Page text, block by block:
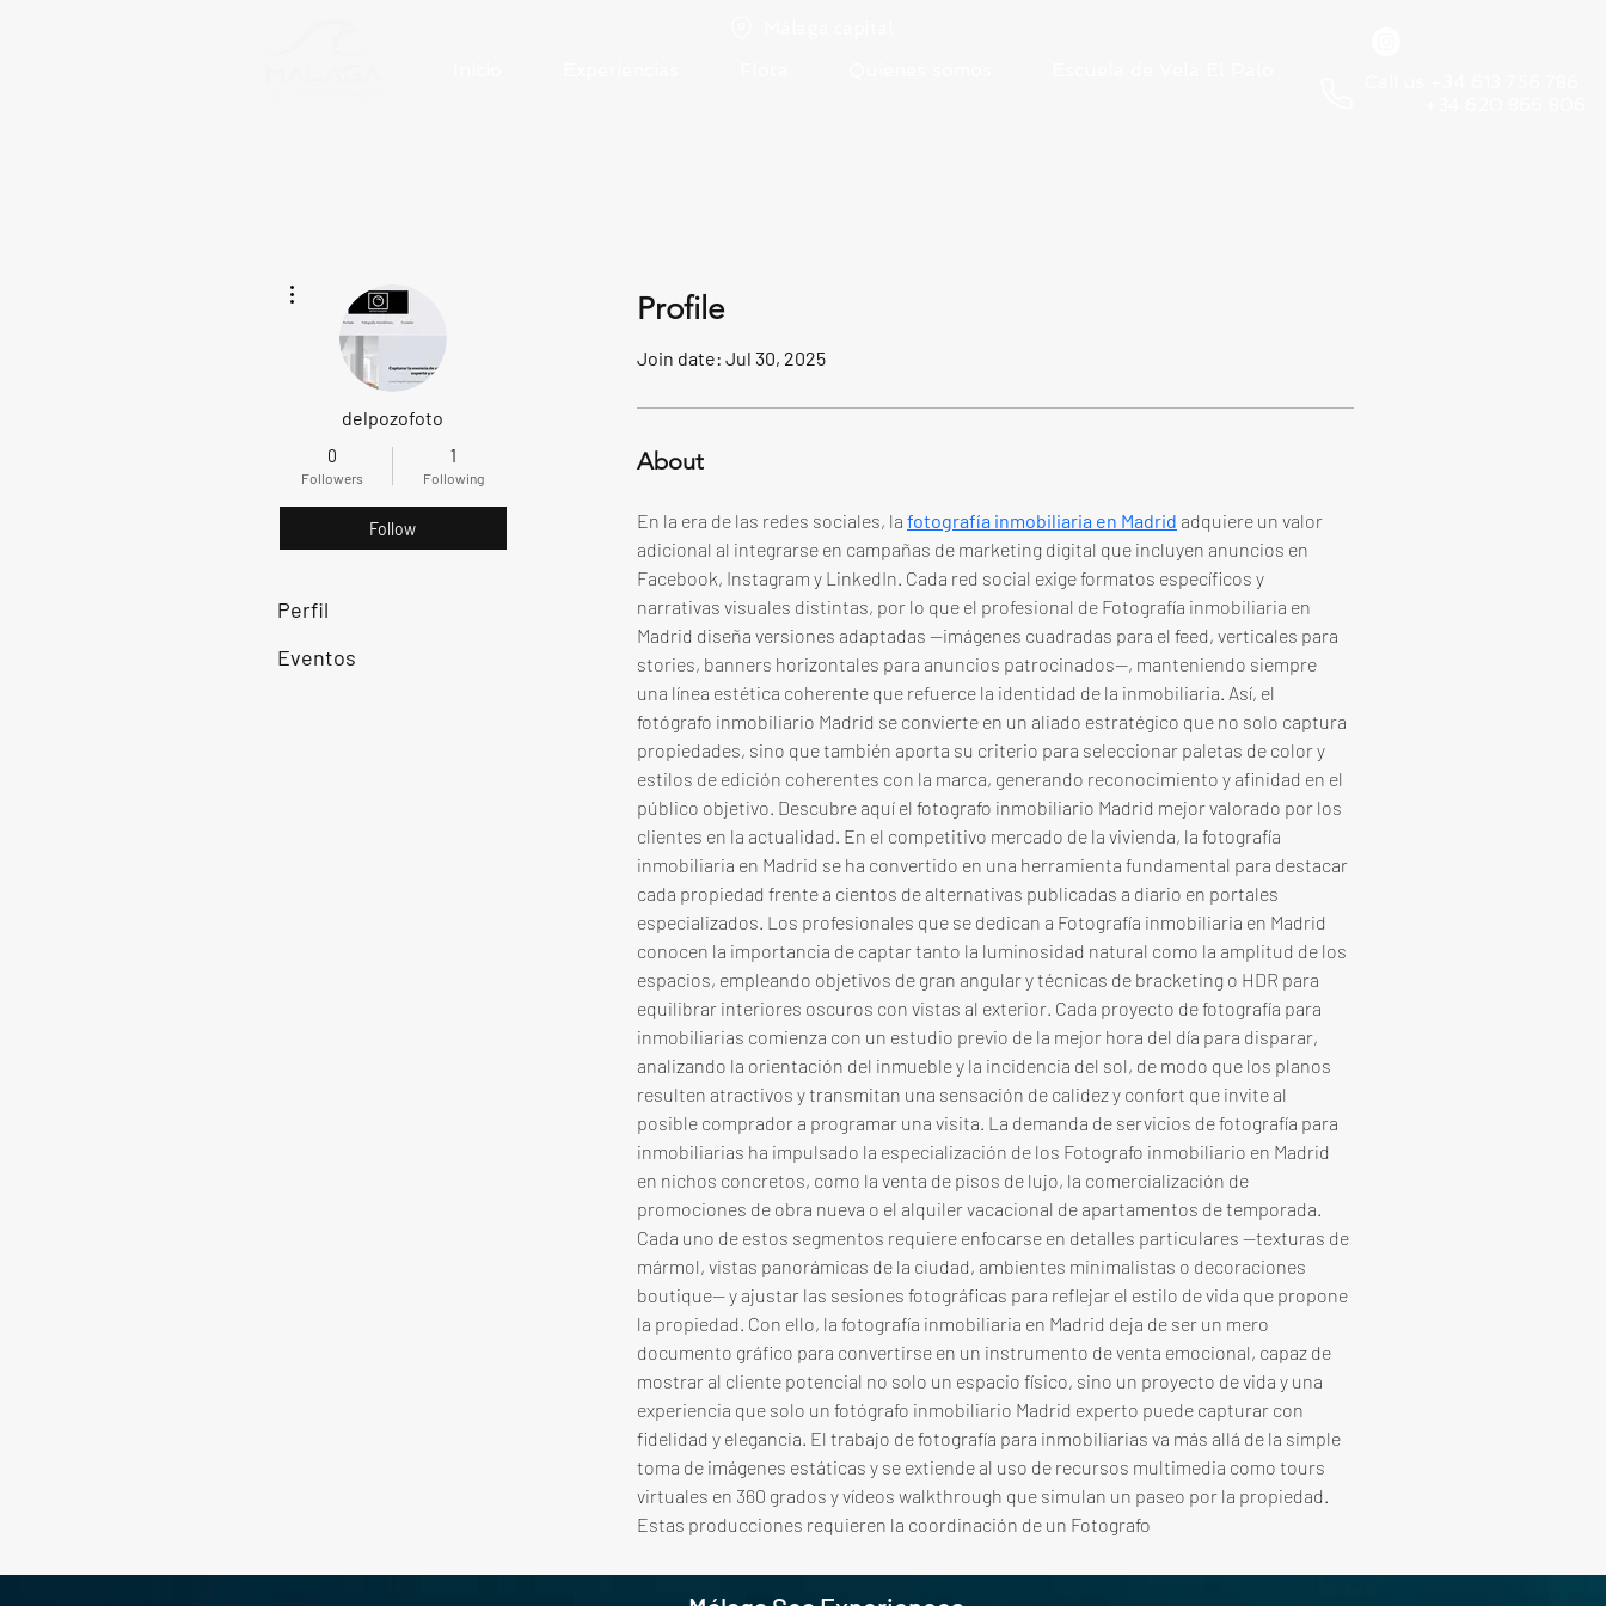
Profile
Join date: Jul 30, 2025
About
En la era de las redes sociales, la fotografía inmobiliaria en Madrid adquiere un valor
adicional al integrarse en campañas de marketing digital que incluyen anuncios en
Facebook, Instagram y LinkedIn. Cada red social exige formatos específicos y
narrativas visuales distintas, por lo que el profesional de Fotografía inmobiliaria en
Madrid diseña versiones adaptadas —imágenes cuadradas para el feed, verticales para
stories, banners horizontales para anuncios patrocinados—, manteniendo siempre
una línea estética coherente que refuerce la identidad de la inmobiliaria. Así, el
fotógrafo inmobiliario Madrid se convierte en un aliado estratégico que no solo captura
propiedades, sino que también aporta su criterio para seleccionar paletas de color y
estilos de edición coherentes con la marca, generando reconocimiento y afinidad en el
público objetivo. Descubre aquí el fotografo inmobiliario Madrid mejor valorado por los
clientes en la actualidad. En el competitivo mercado de la vivienda, la fotografía
inmobiliaria en Madrid se ha convertido en una herramienta fundamental para destacar
cada propiedad frente a cientos de alternativas publicadas a diario en portales
especializados. Los profesionales que se dedican a Fotografía inmobiliaria en Madrid
conocen la importancia de captar tanto la luminosidad natural como la amplitud de los
espacios, empleando objetivos de gran angular y técnicas de bracketing o HDR para
equilibrar interiores oscuros con vistas al exterior. Cada proyecto de fotografía para
inmobiliarias comienza con un estudio previo de la mejor hora del día para disparar,
analizando la orientación del inmueble y la incidencia del sol, de modo que los planos
resulten atractivos y transmitan una sensación de calidez y confort que invite al
posible comprador a programar una visita. La demanda de servicios de fotografía para
inmobiliarias ha impulsado la especialización de los Fotografo inmobiliario en Madrid
en nichos concretos, como la venta de pisos de lujo, la comercialización de
promociones de obra nueva o el alquiler vacacional de apartamentos de temporada.
Cada uno de estos segmentos requiere enfocarse en detalles particulares —texturas de
mármol, vistas panorámicas de la ciudad, ambientes minimalistas o decoraciones
boutique— y ajustar las sesiones fotográficas para reflejar el estilo de vida que propone
la propiedad. Con ello, la fotografía inmobiliaria en Madrid deja de ser un mero
documento gráfico para convertirse en un instrumento de venta emocional, capaz de
mostrar al cliente potencial no solo un espacio físico, sino un proyecto de vida y una
experiencia que solo un fotógrafo inmobiliario Madrid experto puede capturar con
fidelidad y elegancia. El trabajo de fotografía para inmobiliarias va más allá de la simple
toma de imágenes estáticas y se extiende al uso de recursos multimedia como tours
virtuales en 360 grados y vídeos walkthrough que simulan un paseo por la propiedad.
Estas producciones requieren la coordinación de un Fotografo
delpozofoto
0
Followers
1
Following
Follow
Perfil
Eventos